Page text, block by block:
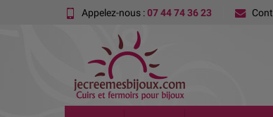
Appelez-nous :07 44 74 36 23